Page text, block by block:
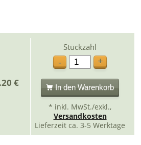
€
Stückzahl
-
+
In den Warenkorb
* inkl. MwSt./exkl.,
Versandkosten
Lieferzeit ca. 3-5 Werktage